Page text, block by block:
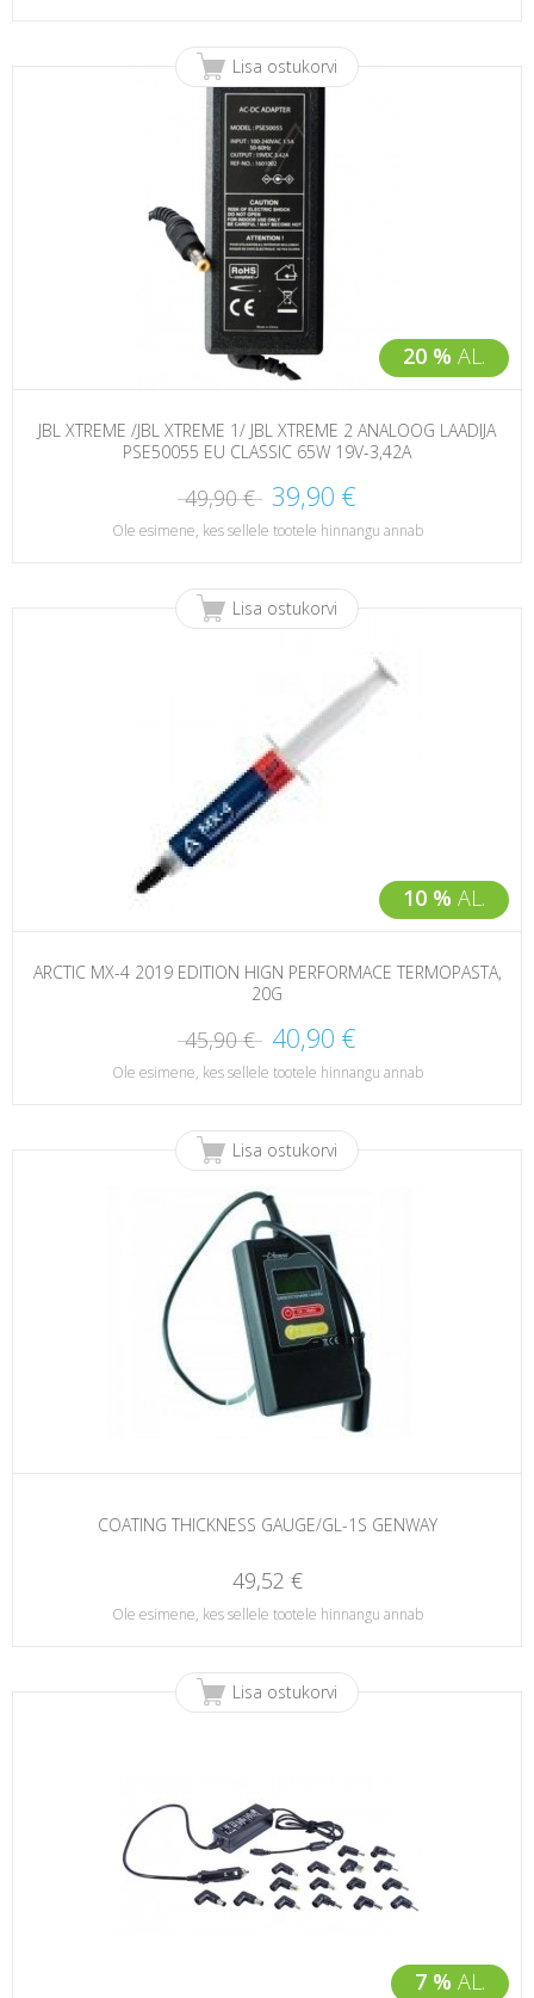
20 % AL.
Lisa ostukorvi
JBL XTREME /JBL XTREME 1/ JBL XTREME 2 ANALOOG LAADIJA
PSE50055 EU CLASSIC 65W 19V-3,42A
49,90 € 39,90 €
Ole esimene, kes sellele tootele hinnangu annab
10 % AL.
Lisa ostukorvi
ARCTIC MX-4 2019 EDITION HIGN PERFORMACE TERMOPASTA,
20G
45,90 € 40,90 €
Ole esimene, kes sellele tootele hinnangu annab
Lisa ostukorvi
COATING THICKNESS GAUGE/GL-1S GENWAY
49,52 €
Ole esimene, kes sellele tootele hinnangu annab
7 % AL.
Lisa ostukorvi